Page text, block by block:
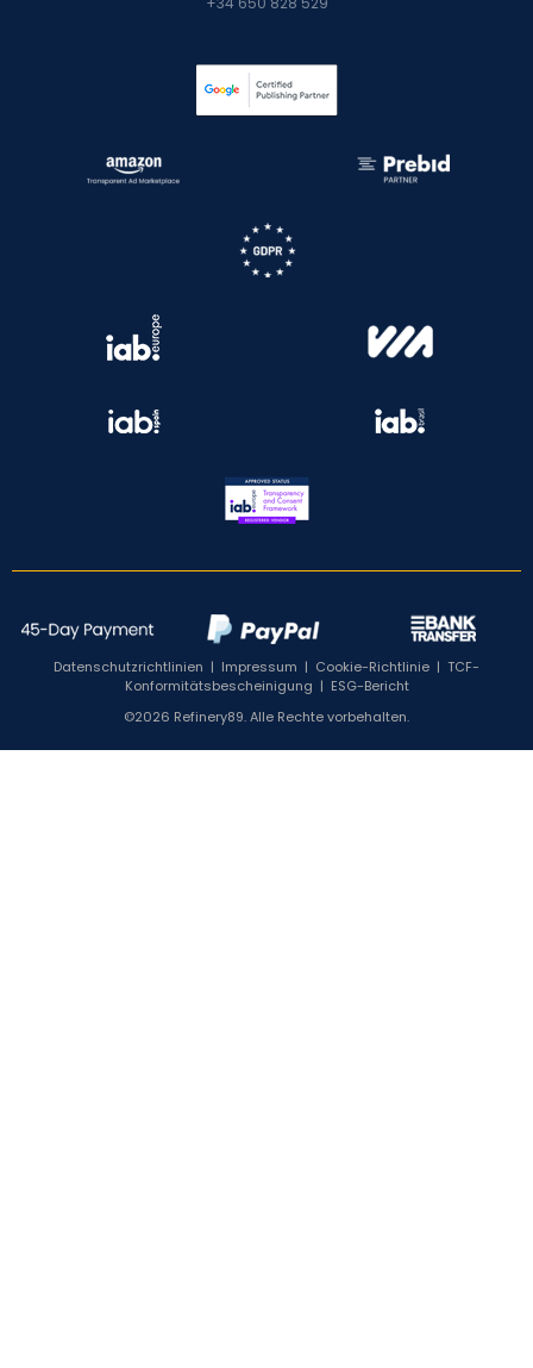
Datenschutzrichtlinien | Impressum | Cookie-Richtlinie | TCF-
Konformitätsbescheinigung | ESG-Bericht
©2026 Refinery89. Alle Rechte vorbehalten.